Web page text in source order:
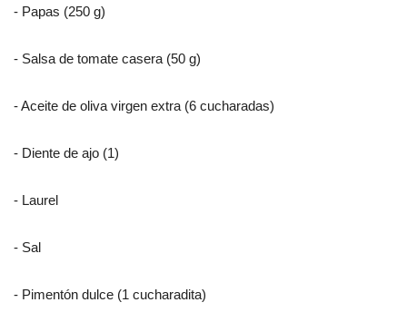
- Papas (250 g)
- Salsa de tomate casera (50 g)
- Aceite de oliva virgen extra (6 cucharadas)
- Diente de ajo (1)
- Laurel
- Sal
- Pimentón dulce (1 cucharadita)